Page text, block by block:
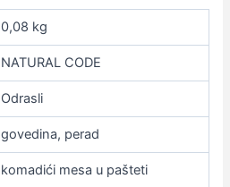
0,08 kg
NATURAL CODE
Odrasli
govedina, perad
komadići mesa u pašteti